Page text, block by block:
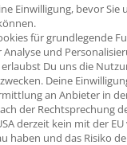
Einwilligung, bevor Sie
für grundlegende
Analyse und
erlaubst Du uns die
Deine
an Anbieter in
der Rechtsprechung
derzeit kein mit der
haben und das Risiko